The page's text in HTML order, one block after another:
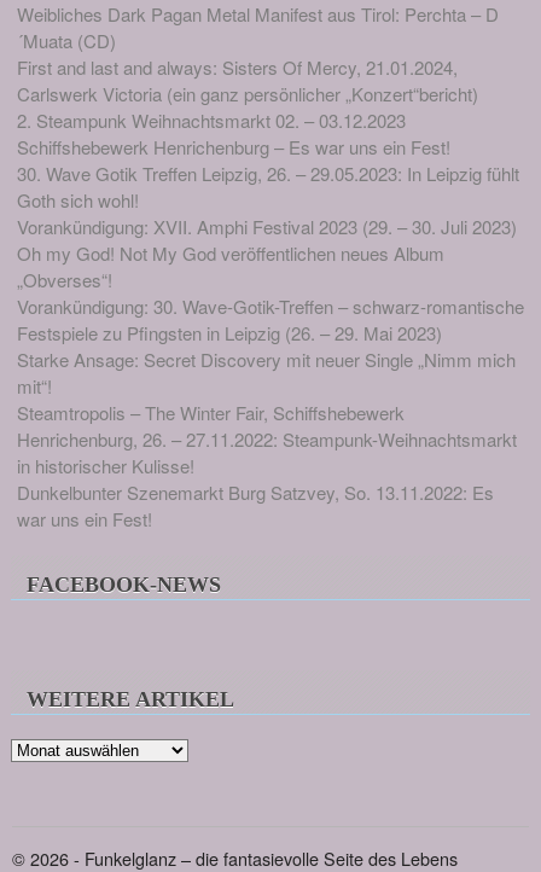
Weibliches Dark Pagan Metal Manifest aus Tirol: Perchta – D
´Muata (CD)
First and last and always: Sisters Of Mercy, 21.01.2024,
Carlswerk Victoria (ein ganz persönlicher „Konzert“bericht)
2. Steampunk Weihnachtsmarkt 02. – 03.12.2023
Schiffshebewerk Henrichenburg – Es war uns ein Fest!
30. Wave Gotik Treffen Leipzig, 26. – 29.05.2023: In Leipzig fühlt
Goth sich wohl!
Vorankündigung: XVII. Amphi Festival 2023 (29. – 30. Juli 2023)
Oh my God! Not My God veröffentlichen neues Album
„Obverses“!
Vorankündigung: 30. Wave-Gotik-Treffen – schwarz-romantische
Festspiele zu Pfingsten in Leipzig (26. – 29. Mai 2023)
Starke Ansage: Secret Discovery mit neuer Single „Nimm mich
mit“!
Steamtropolis – The Winter Fair, Schiffshebewerk
Henrichenburg, 26. – 27.11.2022: Steampunk-Weihnachtsmarkt
in historischer Kulisse!
Dunkelbunter Szenemarkt Burg Satzvey, So. 13.11.2022: Es
war uns ein Fest!
FACEBOOK-NEWS
WEITERE ARTIKEL
Weitere
© 2026 - Funkelglanz – die fantasievolle Seite des Lebens